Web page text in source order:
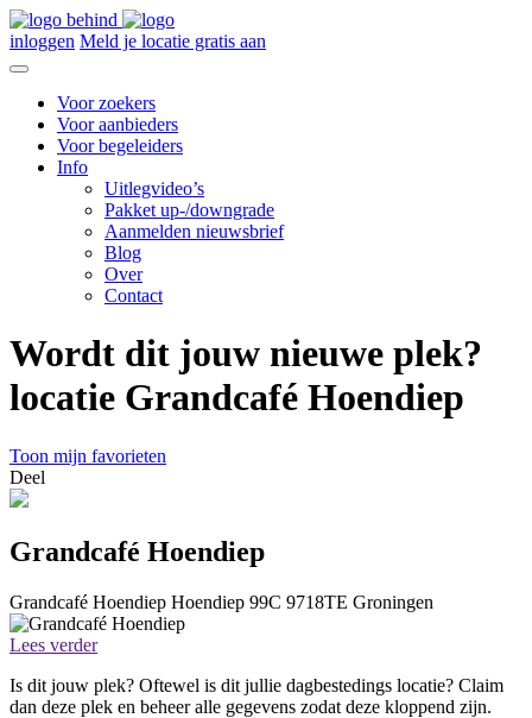
inloggen Meld je locatie gratis aan
Voor zoekers
Voor aanbieders
Voor begeleiders
Info
Uitlegvideo’s
Pakket up-/downgrade
Aanmelden nieuwsbrief
Blog
Over
Contact
Wordt dit jouw nieuwe plek?
locatie Grandcafé Hoendiep
Toon mijn favorieten
Deel
Grandcafé Hoendiep
Grandcafé Hoendiep Hoendiep 99C 9718TE Groningen
Lees verder
Is dit jouw plek? Oftewel is dit jullie dagbestedings locatie? Claim
dan deze plek en beheer alle gegevens zodat deze kloppend zijn.